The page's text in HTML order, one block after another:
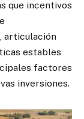
que incentivos
articulación
estables
factores
inversiones.